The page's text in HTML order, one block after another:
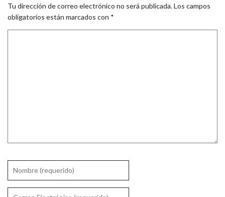
Tu dirección de correo electrónico no será publicada.Los campos
obligatorios están marcados con *